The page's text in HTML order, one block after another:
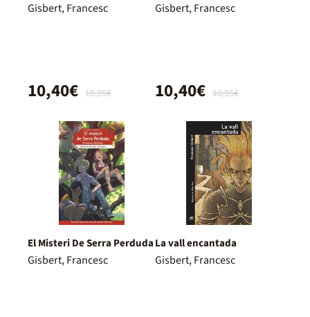
Gisbert, Francesc
10,95€
10,40€
Gisbert, Francesc
10,95€
10,40€
El Misteri De Serra Perduda
Gisbert, Francesc
La vall encantada
Gisbert, Francesc